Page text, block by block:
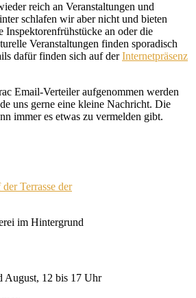
reich an Veranstaltungen und
schlafen wir aber nicht und bieten
Inspektorenfrühstücke an oder die
Veranstaltungen finden sporadisch
dafür finden sich auf derInternetpräsenz
Email-Verteiler aufgenommen werden
uns gerne eine kleine Nachricht. Die
immer es etwas zu vermelden gibt.
im Hintergrund
August, 12 bis 17 Uhr